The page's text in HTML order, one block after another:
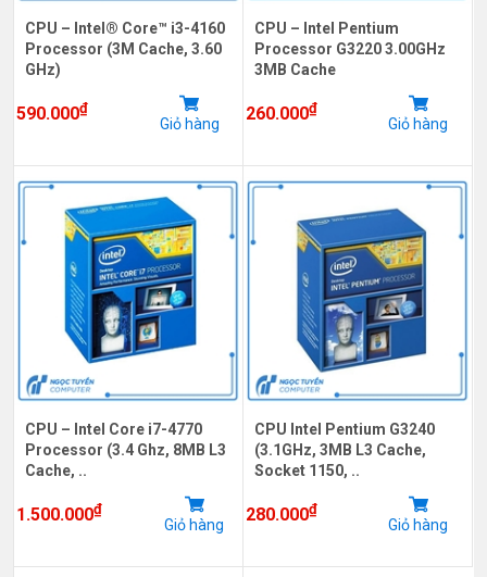
CPU – Intel® Core™ i3-4160
Processor (3M Cache, 3.60
GHz)
590.000₫
Giỏ hàng
CPU – Intel Pentium
Processor G3220 3.00GHz
3MB Cache
260.000₫
Giỏ hàng
CPU – Intel Core i7-4770
Processor (3.4 Ghz, 8MB L3
Cache, ..
1.500.000₫
Giỏ hàng
CPU Intel Pentium G3240
(3.1GHz, 3MB L3 Cache,
Socket 1150, ..
280.000₫
Giỏ hàng